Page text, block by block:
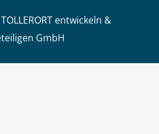
entwickeln &
GmbH